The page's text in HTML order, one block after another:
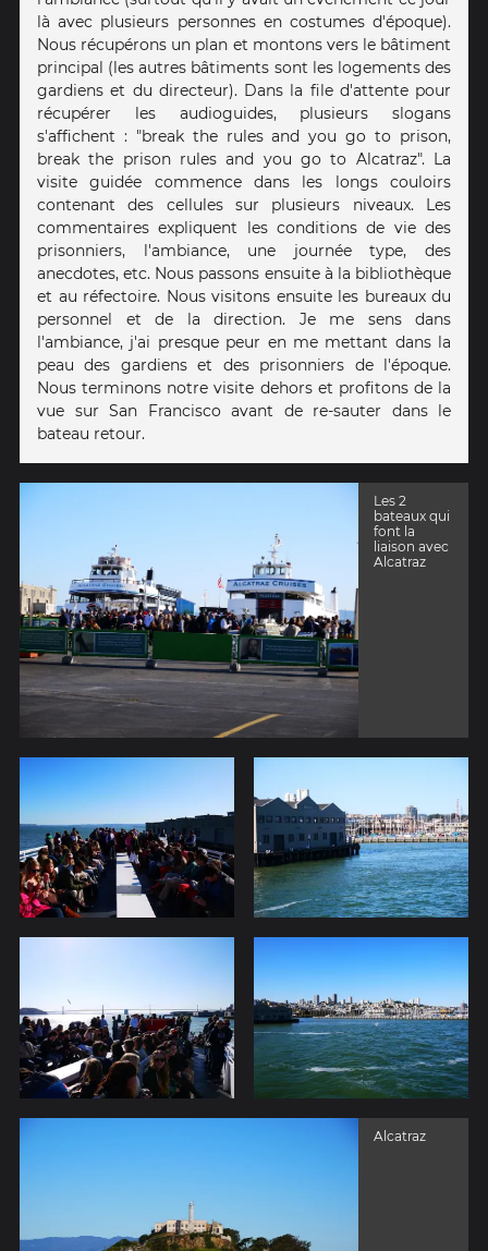
là avec plusieurs personnes en costumes d'époque).
Nous récupérons un plan et montons vers le bâtiment
principal (les autres bâtiments sont les logements des
gardiens et du directeur). Dans la file d'attente pour
récupérer les audioguides, plusieurs slogans
s'affichent : "break the rules and you go to prison,
break the prison rules and you go to Alcatraz". La
visite guidée commence dans les longs couloirs
contenant des cellules sur plusieurs niveaux. Les
commentaires expliquent les conditions de vie des
prisonniers, l'ambiance, une journée type, des
anecdotes, etc. Nous passons ensuite à la bibliothèque
et au réfectoire. Nous visitons ensuite les bureaux du
personnel et de la direction. Je me sens dans
l'ambiance, j'ai presque peur en me mettant dans la
peau des gardiens et des prisonniers de l'époque.
Nous terminons notre visite dehors et profitons de la
vue sur San Francisco avant de re-sauter dans le
bateau retour.
Les 2
bateaux qui
font la
liaison avec
Alcatraz
Alcatraz